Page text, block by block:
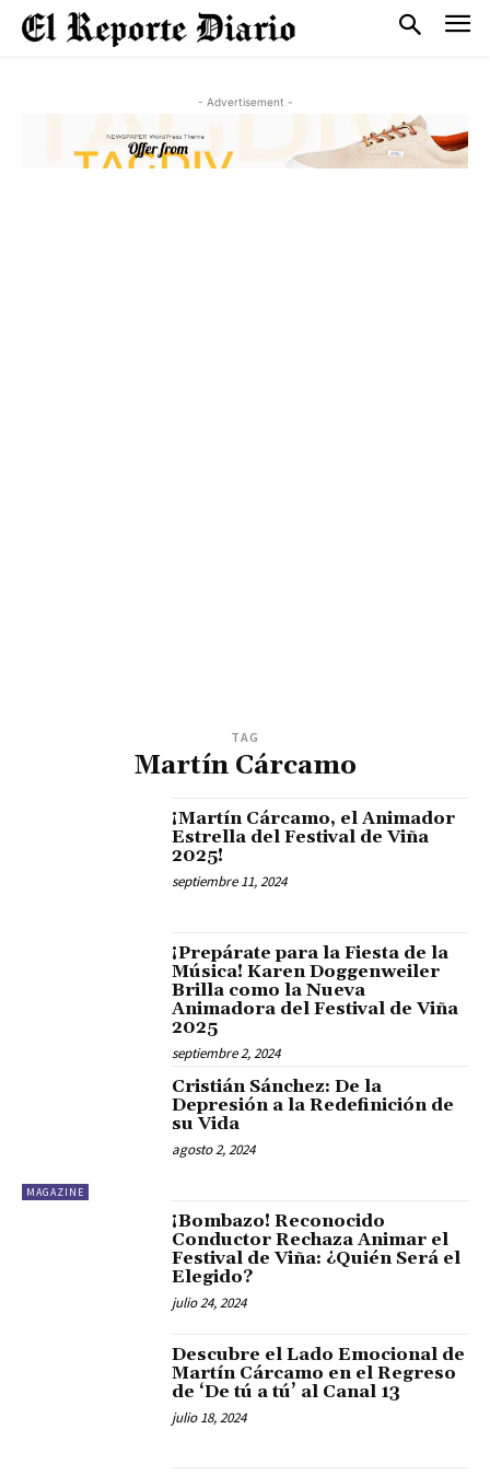
- Advertisement -
TAG
Martín Cárcamo
¡Martín Cárcamo, el Animador
Estrella del Festival de Viña
2025!
septiembre 11, 2024
¡Prepárate para la Fiesta de la
Música! Karen Doggenweiler
Brilla como la Nueva
Animadora del Festival de Viña
2025
septiembre 2, 2024
MAGAZINE
Cristián Sánchez: De la
Depresión a la Redefinición de
su Vida
agosto 2, 2024
¡Bombazo! Reconocido
Conductor Rechaza Animar el
Festival de Viña: ¿Quién Será el
Elegido?
julio 24, 2024
Descubre el Lado Emocional de
Martín Cárcamo en el Regreso
de ‘De tú a tú’ al Canal 13
julio 18, 2024